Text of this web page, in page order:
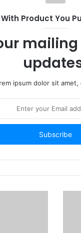
With Product You
ipsum dolor sit